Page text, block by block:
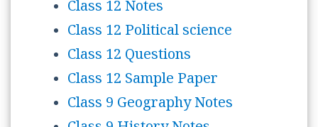
Class 12 Notes
Class 12 Political science
Class 12 Questions
Class 12 Sample Paper
Class 9 Geography Notes